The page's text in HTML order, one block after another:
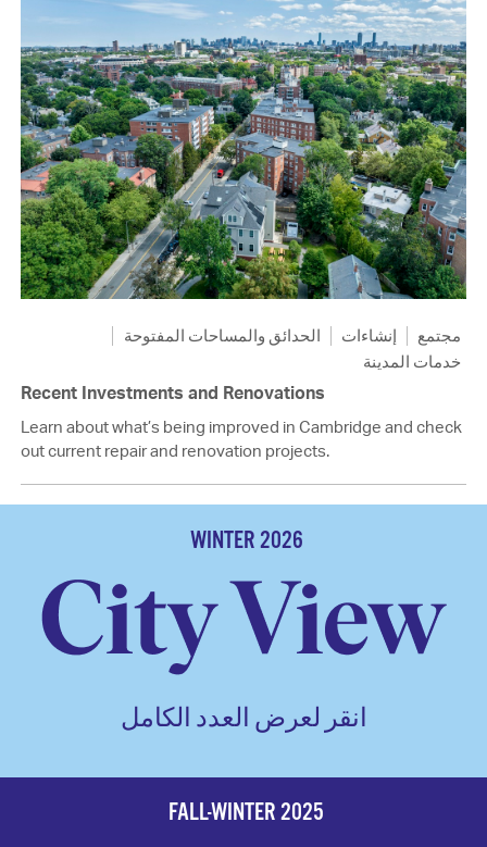
مجتمع إنشاءات
الحدائق والمساحات المفتوحة
خدمات المدينة
Recent Investments and Renovations
Learn about what’s being improved in Cambridge and check
out current repair and renovation projects.
WINTER 2026
انقر لعرض العدد الكامل
FALL-WINTER 2025